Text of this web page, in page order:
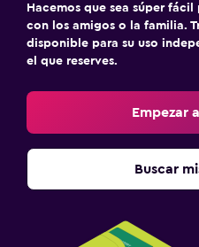
Actividades
Tienda de regalos
Golf
Hacemos que sea súper
con los amigos o la familia.
disponible para su uso
el que reserves.
Empezar
Buscar